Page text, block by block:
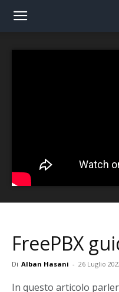
FreePBX
Di Alban Hasani - 26 Luglio
In questo articolo